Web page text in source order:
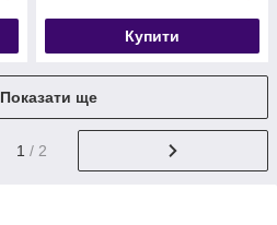
Купити
Показати ще
1 / 2